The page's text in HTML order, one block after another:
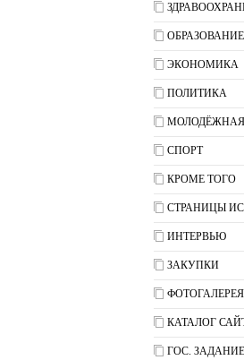
ОБРАЗОВАНИЕ
ЭКОНОМИКА
ПОЛИТИКА
СПОРТ
КРОМЕ ТОГО
СТРАНИЦЫ
ИНТЕРВЬЮ
ЗАКУПКИ
ФОТОГАЛЕРЕЯ
КАТАЛОГ
ГОС. ЗАДАНИЕ